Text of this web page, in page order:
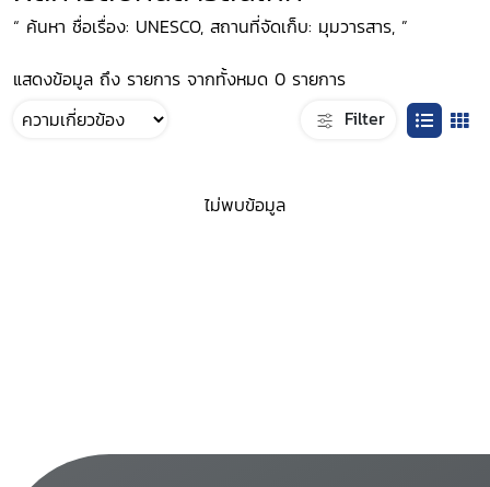
“ ค้นหา ชื่อเรื่อง: UNESCO, สถานที่จัดเก็บ: มุมวารสาร, ”
แสดงข้อมูล ถึง รายการ จากทั้งหมด 0 รายการ
Filter
ไม่พบข้อมูล